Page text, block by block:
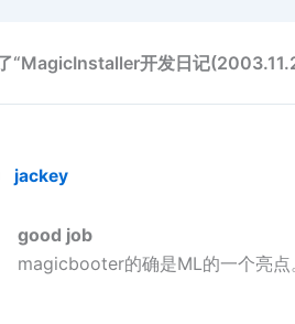
“MagicInstaller开发日记
jackey
good job
magicbooter的确是ML的一个亮